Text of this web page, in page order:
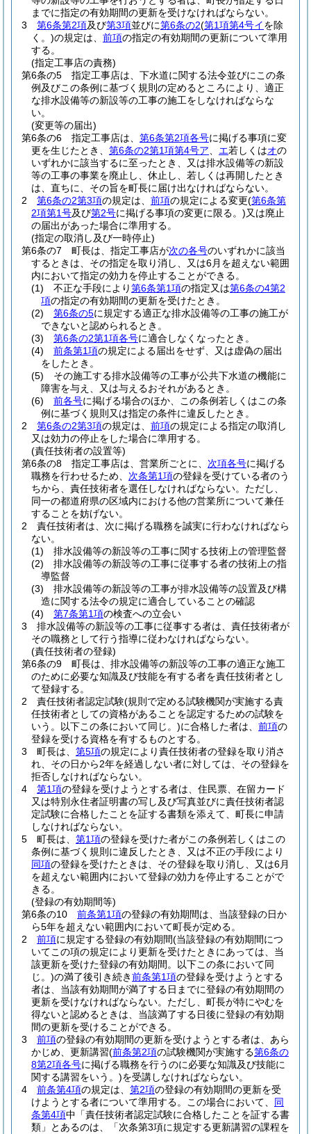
までに指定の有効期間の更新を受けなければならない。
3
第6条第2項及び第3項並びに第6条の2(第1項第4号イを除
く。)の規定は、 前項の指定の有効期間の更新について準用
する。
(指定工事店の責務)
第6条の5
指定工事店は、下水道に関する法令並びにこの条
例及びこの条例に基づく規則の定めるところにより、適正
な排水設備等の新設等の工事の施工をしなければならな
い。
(変更等の届出)
第6条の6
指定工事店は、 第6条第2項各号に掲げる事項に変
更を生じたとき、 第6条の2第1項第4号ア エ若しくはオの
いずれかに該当するに至ったとき、又は排水設備等の新設
等の工事の事業を廃止し、休止し、若しくは再開したとき
は、直ちに、その旨を町長に届け出なければならない。
2
第6条の2第3項の規定は、 前項の規定による変更(第6条第
2項第1号及び第2号に掲げる事項の変更に限る。)又は廃止
の届出があった場合に準用する。
(指定の取消し及び一時停止)
第6条の7
町長は、指定工事店が次の各号のいずれかに該当
するときは、その指定を取り消し、又は6月を超えない範囲
内において指定の効力を停止することができる。
(1)
不正な手段により第6条第1項の指定又は第6条の4第2
項の指定の有効期間の更新を受けたとき。
(2)
第6条の5に規定する適正な排水設備等の工事の施工が
できないと認められるとき。
(3)
第6条の2第1項各号に適合しなくなったとき。
(4)
前条第1項の規定による届出をせず、又は虚偽の届出
をしたとき。
(5)
その施工する排水設備等の工事が公共下水道の機能に
障害を与え、又は与えるおそれがあるとき。
(6)
前各号に掲げる場合のほか、この条例若しくはこの条
例に基づく規則又は指定の条件に違反したとき。
2
第6条の2第3項の規定は、 前項の規定による指定の取消し
又は効力の停止をした場合に準用する。
(責任技術者の設置等)
第6条の8
指定工事店は、営業所ごとに、 次項各号に掲げる
職務を行わせるため、 次条第1項の登録を受けている者のう
ちから、責任技術者を選任しなければならない。 ただし、
同一の都道府県の区域内における他の営業所について兼任
することを妨げない。
2
責任技術者は、次に掲げる職務を誠実に行わなければなら
ない。
(1)
排水設備等の新設等の工事に関する技術上の管理監督
(2)
排水設備等の新設等の工事に従事する者の技術上の指
導監督
(3)
排水設備等の新設等の工事が排水設備等の設置及び構
造に関する法令の規定に適合していることの確認
(4)
第7条第1項の検査への立会い
3
排水設備等の新設等の工事に従事する者は、責任技術者が
その職務として行う指導に従わなければならない。
(責任技術者の登録)
第6条の9
町長は、排水設備等の新設等の工事の適正な施工
のために必要な知識及び技能を有する者を責任技術者とし
て登録する。
2
責任技術者認定試験(規則で定める試験機関が実施する責
任技術者としての資格があることを認定するための試験を
いう。以下この条において同じ。)に合格した者は、 前項の
登録を受ける資格を有するものとする。
3
町長は、 第5項の規定により責任技術者の登録を取り消さ
れ、その日から2年を経過しない者に対しては、その登録を
拒否しなければならない。
4
第1項の登録を受けようとする者は、住民票、在留カード
又は特別永住者証明書の写し及び写真並びに責任技術者認
定試験に合格したことを証する書類を添えて、町長に申請
しなければならない。
5
町長は、 第1項の登録を受けた者がこの条例若しくはこの
条例に基づく規則に違反したとき、又は不正の手段により
同項の登録を受けたときは、その登録を取り消し、又は6月
を超えない範囲内において登録の効力を停止することがで
きる。
(登録の有効期間等)
第6条の10
前条第1項の登録の有効期間は、当該登録の日か
ら5年を超えない範囲内において町長が定める。
2
前項に規定する登録の有効期間(当該登録の有効期間につ
いてこの項の規定により更新を受けたときにあっては、当
該更新を受けた登録の有効期間。以下この条において同
じ。)の満了後引き続き前条第1項の登録を受けようとする
者は、当該有効期間が満了する日までに登録の有効期間の
更新を受けなければならない。 ただし、町長が特にやむを
得ないと認めるときは、当該満了する日後に登録の有効期
間の更新を受けることができる。
3
前項の登録の有効期間の更新を受けようとする者は、あら
かじめ、更新講習(前条第2項の試験機関が実施する第6条の
8第2項各号に掲げる職務を行うのに必要な知識及び技能に
関する講習をいう。)を受講しなければならない。
4
前条第4項の規定は、 第2項の登録の有効期間の更新を受
けようとする者について準用する。
この場合において、 同
条第4項中「責任技術者認定試験に合格したことを証する書
類」とあるのは、「次条第3項に規定する更新講習の課程を